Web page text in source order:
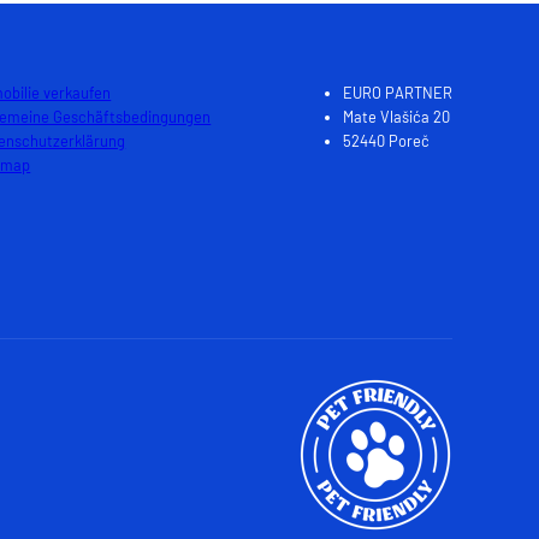
verkaufen
Geschäftsbedingungen
EURO PARTNER
Mate Vlašića 20
52440 Poreč